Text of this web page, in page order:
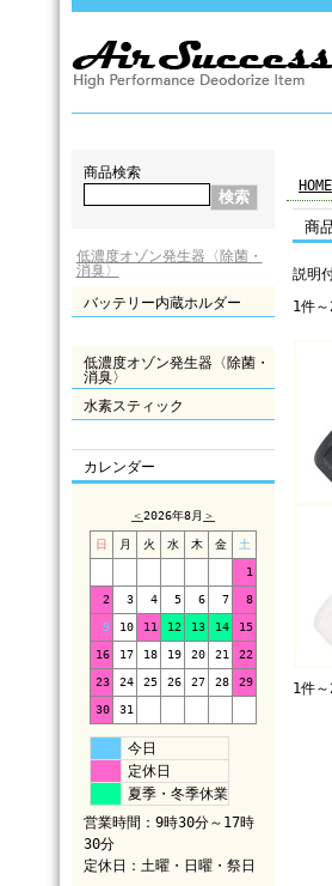
商品検索
低濃度オゾン発生器〈除菌・
消臭〉
バッテリー内蔵ホルダー
低濃度オゾン発生器〈除菌・
消臭〉
水素スティック
カレンダー
＜2026年8月 ＞
日 月 火 水 木 金 土
1
2 3 4 5 6 7 8
9 10 11 12 13 14 15
16 17 18 19 20 21 22
23 24 25 26 27 28 29
30 31
今日
定休日
夏季・冬季休業
営業時間：9時30分～17時
30分
定休日：土曜・日曜・祭日
HOME
商
説明
1件
1件